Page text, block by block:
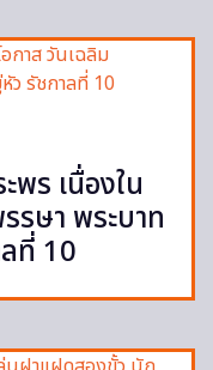
ร เนื่องใน
รษา พระบาท
ที่ 10